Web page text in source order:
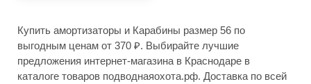
Купить амортизаторы и Карабины размер 56 по
выгодным ценам от 370 ₽. Выбирайте лучшие
предложения интернет-магазина в Краснодаре в
каталоге товаров подводнаяохота.рф. Доставка по всей